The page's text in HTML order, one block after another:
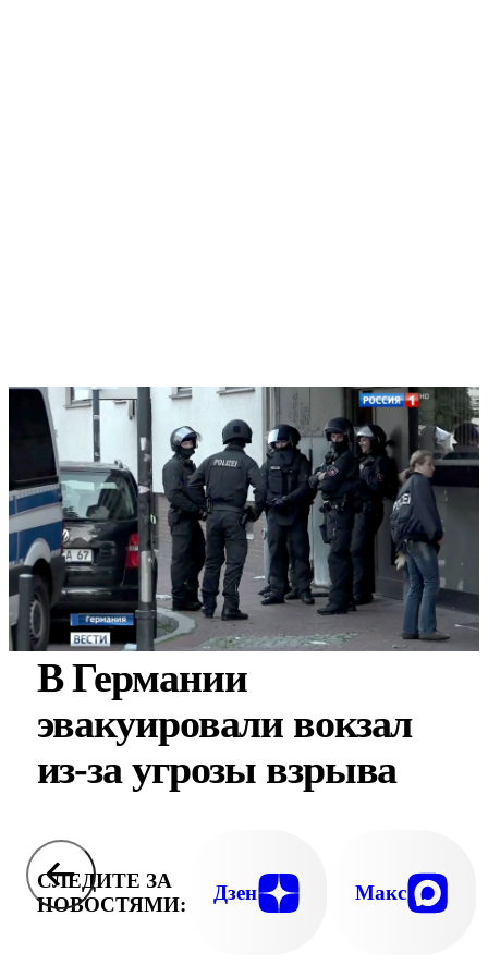
В Германии
эвакуировали вокзал
из-за угрозы взрыва
СЛЕДИТЕ ЗА
НОВОСТЯМИ:
Дзен Макс